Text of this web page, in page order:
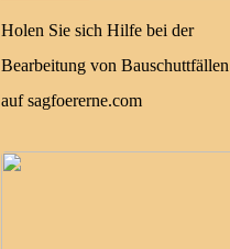
Holen Sie sich Hilfe bei der
Bearbeitung von Bauschuttfällen
auf sagfoererne.com